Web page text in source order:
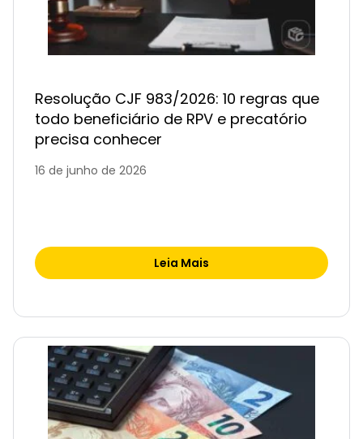
Resolução CJF 983/2026: 10 regras que
todo beneficiário de RPV e precatório
precisa conhecer
16 de junho de 2026
Leia Mais